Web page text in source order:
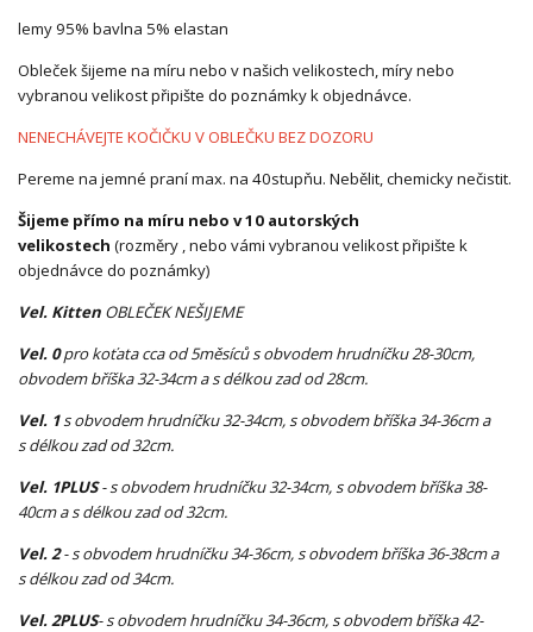
lemy 95% bavlna 5% elastan
Obleček šijeme na míru nebo v našich velikostech, míry nebo
vybranou velikost připište do poznámky k objednávce.
NENECHÁVEJTE KOČIČKU V OBLEČKU BEZ DOZORU
Pereme na jemné praní max. na 40stupňu. Nebělit, chemicky nečistit.
Šijeme přímo na míru nebo v 10 autorských
velikostech (rozměry , nebo vámi vybranou velikost připište k
objednávce do poznámky)
Vel. Kitten OBLEČEK NEŠIJEME
Vel. 0pro koťata cca od 5měsíců s obvodem hrudníčku 28-30cm,
obvodem bříška 32-34cm a s délkou zad od 28cm.
Vel. 1s obvodem hrudníčku 32-34cm, s obvodem bříška 34-36cm a
s délkou zad od 32cm.
Vel. 1PLUS- s obvodem hrudníčku 32-34cm, s obvodem bříška 38-
40cm a s délkou zad od 32cm.
Vel. 2- s obvodem hrudníčku 34-36cm, s obvodem bříška 36-38cm a
s délkou zad od 34cm.
Vel. 2PLUS- s obvodem hrudníčku 34-36cm, s obvodem bříška 42-